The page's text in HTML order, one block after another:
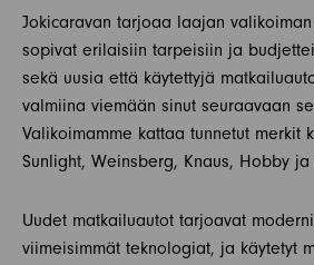
Jokicaravan tarjoaa laajan
sopivat erilaisiin tarpeisiin ja
sekä uusia että käytettyjä
valmiina viemään sinut seuraavaan
Valikoimamme kattaa tunnetut merkit
Sunlight, Weinsberg, Knaus, Hobby ja
Uudet matkailuautot tarjoavat
viimeisimmät teknologiat, ja käytetyt